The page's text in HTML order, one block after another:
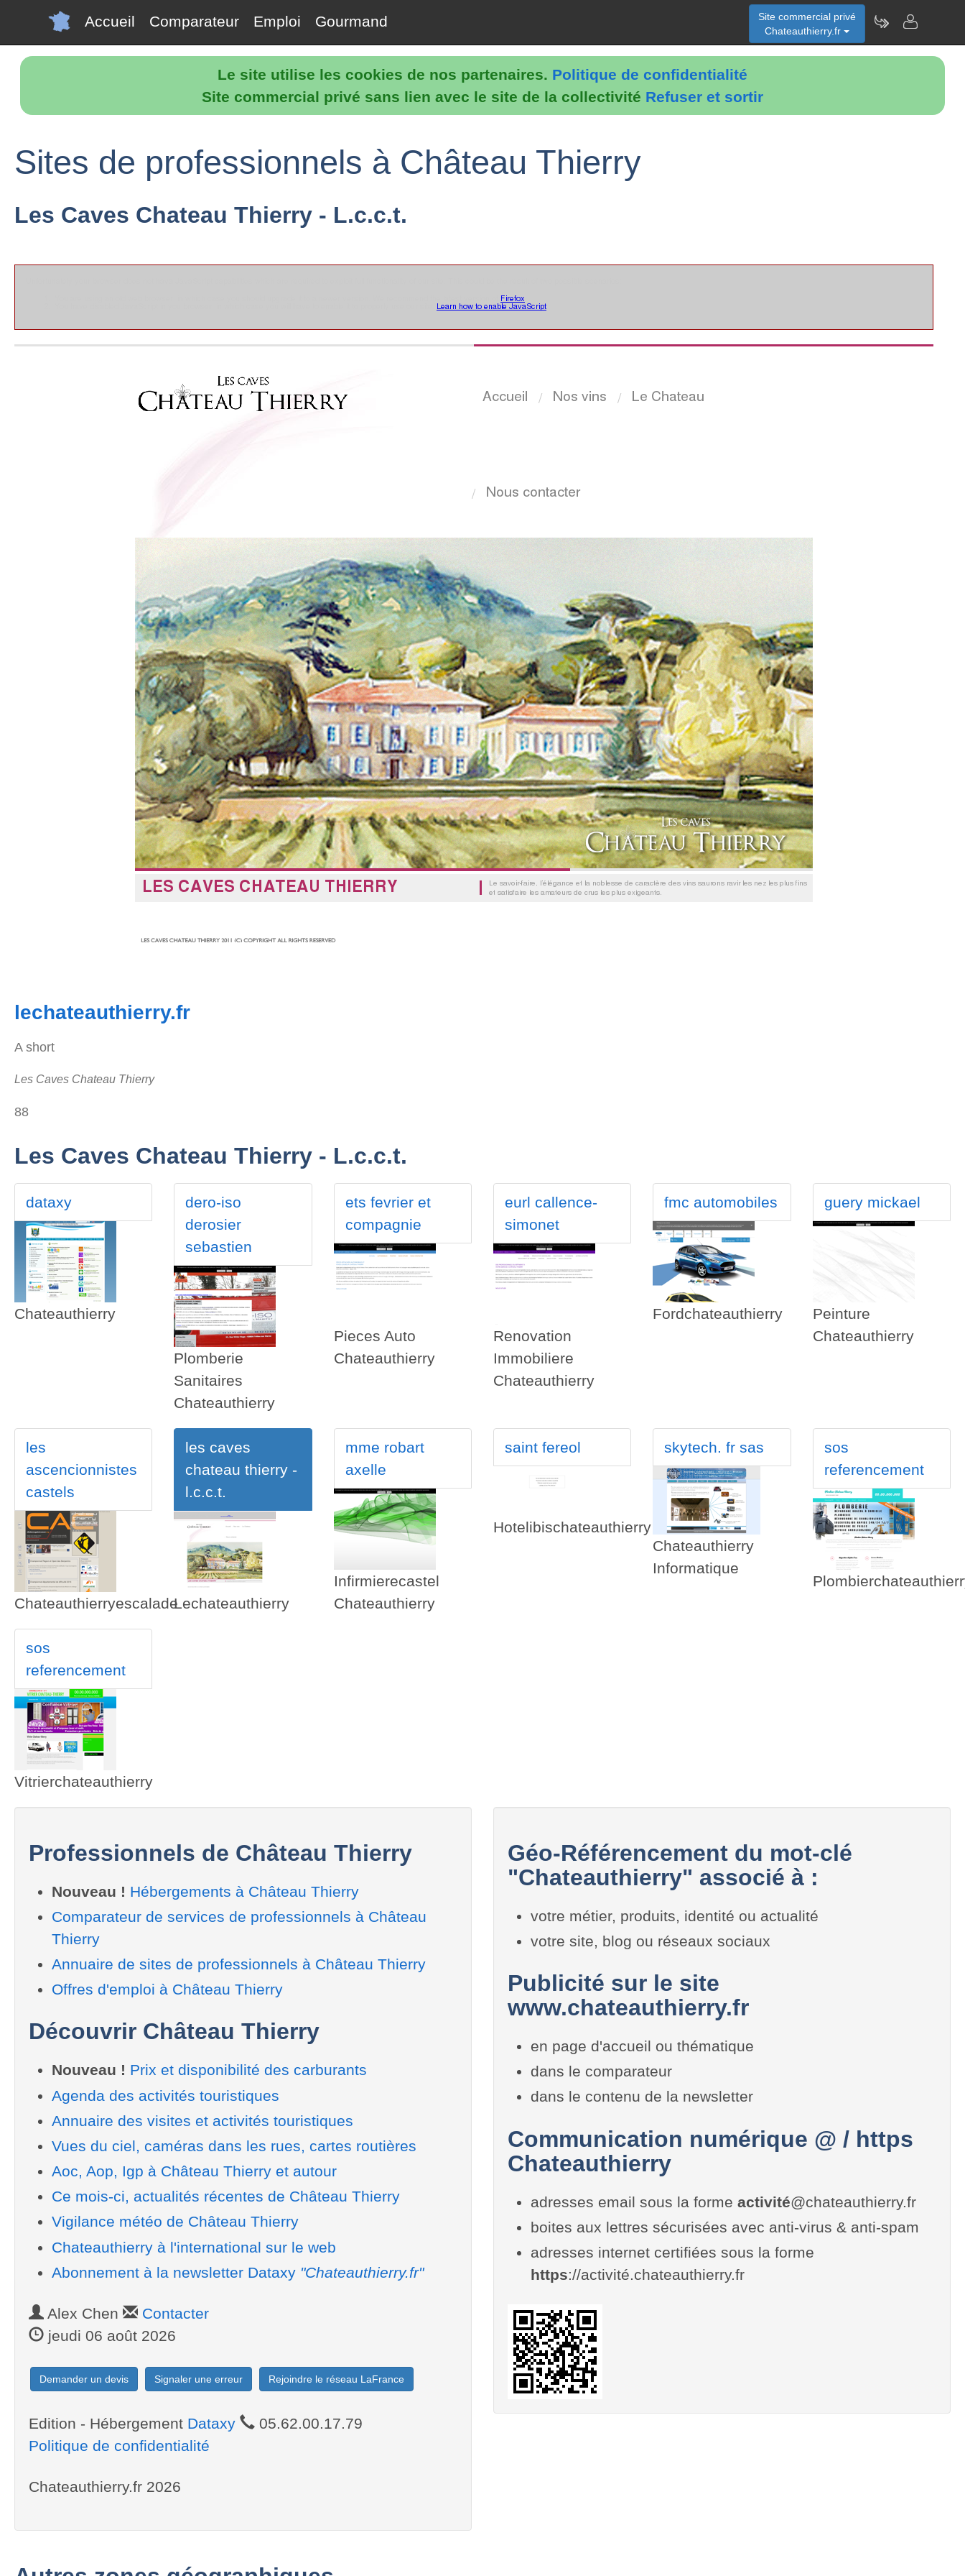
Le site utilise les cookies de nos partenaires. Politique de confidentialité
Site commercial privé sans lien avec le site de la collectivité Refuser et sortir
Accueil Comparateur Emploi Gourmand
Site commercial privé
Chateauthierry.fr
Sites de professionnels à Château Thierry
Les Caves Chateau Thierry - L.c.c.t.
lechateauthierry.fr
A short
Les Caves Chateau Thierry
88
Les Caves Chateau Thierry - L.c.c.t.
dataxy
Chateauthierry
dero-iso
derosier
sebastien
Plomberie
Sanitaires
Chateauthierry
ets fevrier et
compagnie
Pieces Auto
Chateauthierry
eurl callence-
simonet
Renovation
Immobiliere
Chateauthierry
fmc automobiles
Fordchateauthierry
guery mickael
Peinture
Chateauthierry
les
ascencionnistes
castels
Chateauthierryescalade
les caves
chateau thierry -
l.c.c.t.
Lechateauthierry
mme robart
axelle
Infirmierecastel
Chateauthierry
saint fereol
Hotelibischateauthierry
skytech. fr sas
Chateauthierry
Informatique
sos
referencement
sos
referencement
Vitrierchateauthierry
Professionnels de Château Thierry
Nouveau ! Hébergements à Château Thierry
Comparateur de services de professionnels à Château
Thierry
Annuaire de sites de professionnels à Château Thierry
Offres d'emploi à Château Thierry
Découvrir Château Thierry
Nouveau ! Prix et disponibilité des carburants
Agenda des activités touristiques
Annuaire des visites et activités touristiques
Vues du ciel, caméras dans les rues, cartes routières
Aoc, Aop, Igp à Château Thierry et autour
Ce mois-ci, actualités récentes de Château Thierry
Vigilance météo de Château Thierry
Chateauthierry à l'international sur le web
Abonnement à la newsletter Dataxy "Chateauthierry.fr"
Alex Chen
Contacter
jeudi 06 août 2026
Demander un devis Signaler une erreur Rejoindre le réseau LaFrance
Edition - Hébergement Dataxy
05.62.00.17.79
Politique de confidentialité
Chateauthierry.fr 2026
Géo-Référencement du mot-clé
"Chateauthierry" associé à :
votre métier, produits, identité ou actualité
votre site, blog ou réseaux sociaux
Publicité sur le site
www.chateauthierry.fr
en page d'accueil ou thématique
dans le comparateur
dans le contenu de la newsletter
Communication numérique @ / https
Chateauthierry
adresses email sous la forme activité@chateauthierry.fr
boites aux lettres sécurisées avec anti-virus & anti-spam
adresses internet certifiées sous la forme
https://activité.chateauthierry.fr